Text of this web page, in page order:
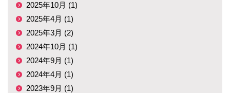
2025年10月 (1)
2025年4月 (1)
2025年3月 (2)
2024年10月 (1)
2024年9月 (1)
2024年4月 (1)
2023年9月 (1)